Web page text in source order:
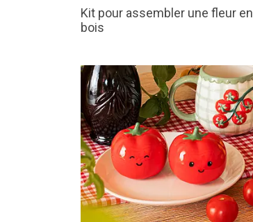
Kit pour assembler une fleur en
bois